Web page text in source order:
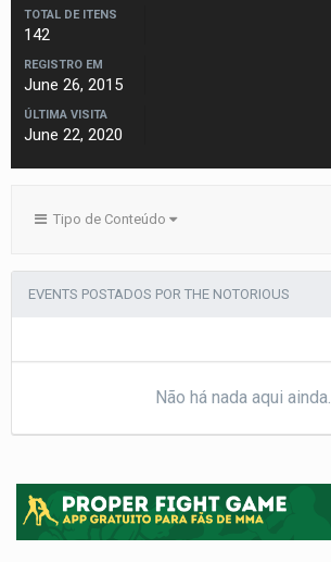
TOTAL DE ITENS
142
REGISTRO EM
June 26, 2015
ÚLTIMA VISITA
June 22, 2020
Tipo de Conteúdo
EVENTS POSTADOS POR THE NOTORIOUS
Não há nada aqui ainda.